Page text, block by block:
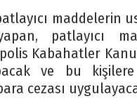
maddelerin
patlayıcı
Kabahatler
ve bu
cezası